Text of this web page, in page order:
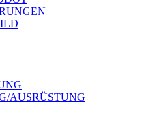
AUSRÜSTUNG